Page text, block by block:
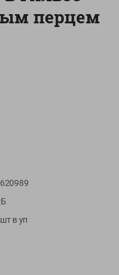
копченые
Солигорска п/ф
перцем
в уп